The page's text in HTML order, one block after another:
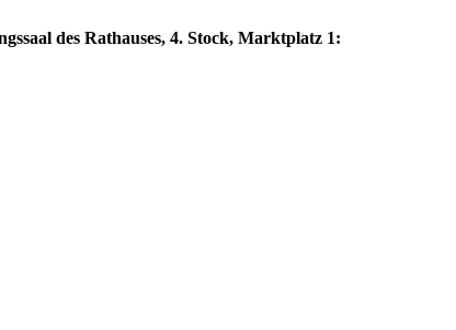
des Rathauses, 4. Stock, Marktplatz 1: